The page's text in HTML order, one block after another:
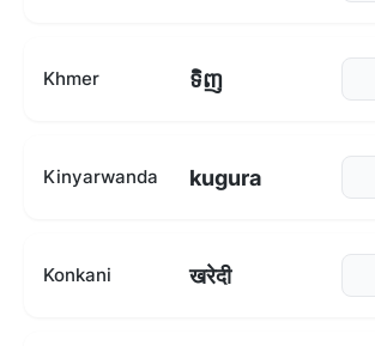
Khmer ទិញ
Kinyarwanda kugura
Konkani खरेदी